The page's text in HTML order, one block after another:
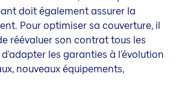
doit également assurer la
Pour optimiser sa couverture, il
réévaluer son contrat tous les
les garanties à l'évolution
nouveaux équipements,